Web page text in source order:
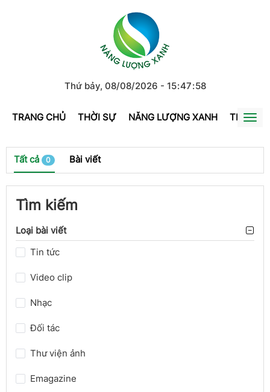
Thứ bảy, 08/08/2026 - 15:47:58
TRANG CHỦ THỜI SỰ NĂNG LƯỢNG XANH TRÁI
Tất cả 0 Bài viết
Tìm kiếm
Loại bài viết
Tin tức
Video clip
Nhạc
Đối tác
Thư viện ảnh
Emagazine